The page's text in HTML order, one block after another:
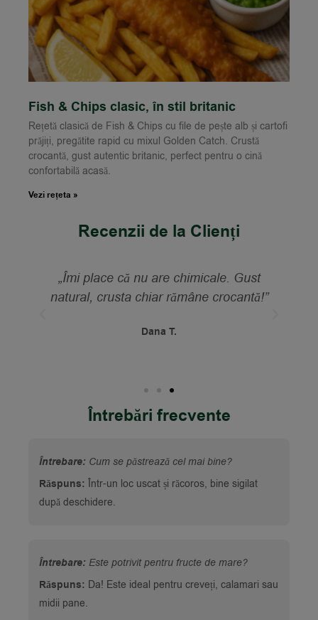
Fish & Chips clasic, în stil britanic
Rețetă clasică de Fish & Chips cu file de pește alb și cartofi
prăjiți, pregătite rapid cu mixul Golden Catch. Crustă
crocantă, gust autentic britanic, perfect pentru o cină
confortabilă acasă.
Vezi rețeta »
Recenzii de la Clienți
„Îmi place că nu are chimicale. Gust
natural, crusta chiar rămâne crocantă!”
Dana T.
Întrebări frecvente
Întrebare: Cum se păstrează cel mai bine?
Răspuns: Într-un loc uscat și răcoros, bine sigilat
după deschidere.
Întrebare: Este potrivit pentru fructe de mare?
Răspuns: Da! Este ideal pentru creveți, calamari sau
midii pane.